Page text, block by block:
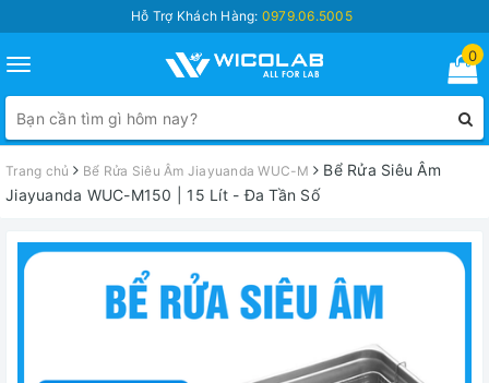
Hỗ Trợ Khách Hàng: 0979.06.5005
Toggle
navigation
0
Trang chủ Bể Rửa Siêu Âm Jiayuanda WUC-M
Bể Rửa Siêu Âm
Jiayuanda WUC-M150 | 15 Lít - Đa Tần Số